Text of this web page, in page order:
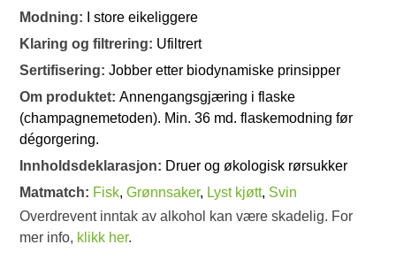
Modning:
I store eikeliggere
Klaring og filtrering: Ufiltrert
Sertifisering:Jobber etter biodynamiske prinsipper
Om produktet:Annengangsgjæring i flaske
(champagnemetoden). Min. 36 md. flaskemodning før
dégorgering.
Innholdsdeklarasjon: Druer og økologisk rørsukker
Matmatch: Fisk,Grønnsaker, Lyst kjøtt, Svin
Overdrevent inntak av alkohol kan være skadelig. For
mer info, klikk her.